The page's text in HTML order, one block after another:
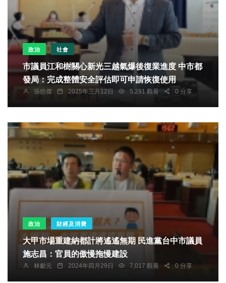
政治 社會
市議員江和樹關心新光三越氣爆後復業進度 中市都
發局：完成整體安全評估即可申請恢復使用
張皓傑 2025年三月12日 5,291 觀看 0 分享
政治 財經及消費
大甲市場重建納都計將遙遙無期 民進黨台中市議員
施志昌：官員的傲慢拖慢建設
林獻元 2024年四月29日 7,017 觀看 0 分享